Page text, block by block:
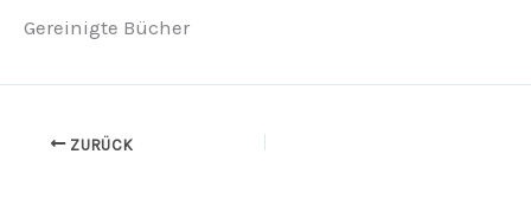
Gereinigte Bücher
ZURÜCK